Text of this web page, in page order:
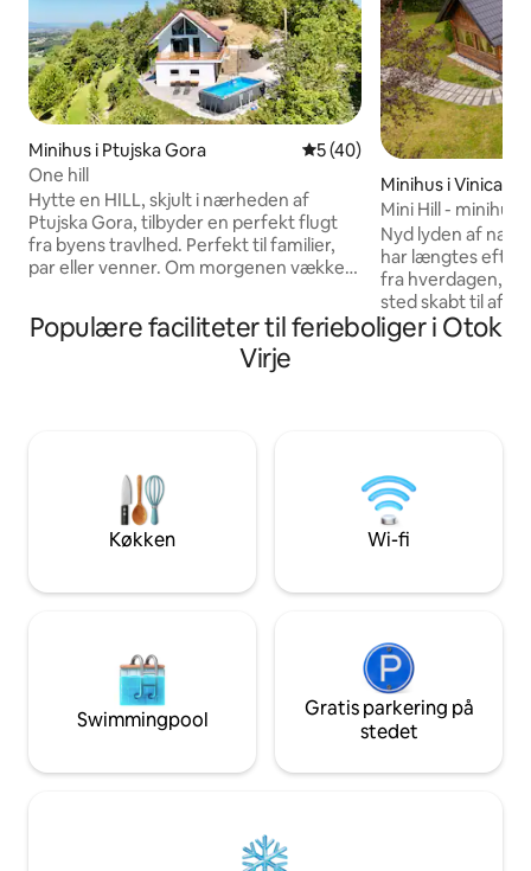
Minihus i Ptujska Gora 5 ud af 5 i gennemsnitlig
5 (40)
One hill
Hytte en HILL, skjult i nærheden af
Ptujska Gora, tilbyder en perfekt flugt
fra byens travlhed. Perfekt til familier,
par eller venner. Om morgenen vækkes
du slappe af med et glas lokal vin og en
smuk udsigt. Det omkringliggende
område inviterer til vandreture og
cykelture, til afslapning eller aktiv fritid. I
enkel landlig komfort i hjertet af Haloz.
Minihus i Vinica
Mini Hill - minihus
Nyd lyden af
har længtes efter.
fra hverdagen, er
sted skabt til
til naturen. 💚 Dette er ikke en klassisk
blandt dem, der
rytme, er du
Populære faciliteter til ferieboliger i Otok
Virje
Køkken Wi-fi
Swimmingpool
Gratis parkering på
stedet